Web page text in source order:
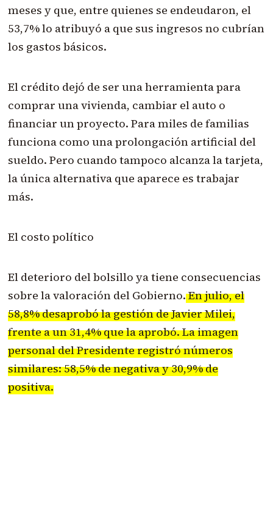
meses y que, entre quienes se endeudaron, el
53,7% lo atribuyó a que sus ingresos no cubrían
los gastos básicos.
El crédito dejó de ser una herramienta para
comprar una vivienda, cambiar el auto o
financiar un proyecto. Para miles de familias
funciona como una prolongación artificial del
sueldo. Pero cuando tampoco alcanza la tarjeta,
la única alternativa que aparece es trabajar
más.
El costo político
El deterioro del bolsillo ya tiene consecuencias
sobre la valoración del Gobierno.En julio, el
58,8% desaprobó la gestión de Javier Milei,
frente a un 31,4% que la aprobó. La imagen
personal del Presidente registró números
similares: 58,5% de negativa y 30,9% de
positiva.